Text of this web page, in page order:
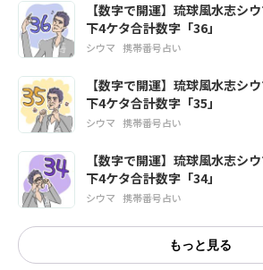
【数字で開運】琉球風水志シ
下4ケタ合計数字「36」
シウマ 携帯番号占い
【数字で開運】琉球風水志シ
下4ケタ合計数字「35」
シウマ 携帯番号占い
【数字で開運】琉球風水志シ
下4ケタ合計数字「34」
シウマ 携帯番号占い
もっと見る